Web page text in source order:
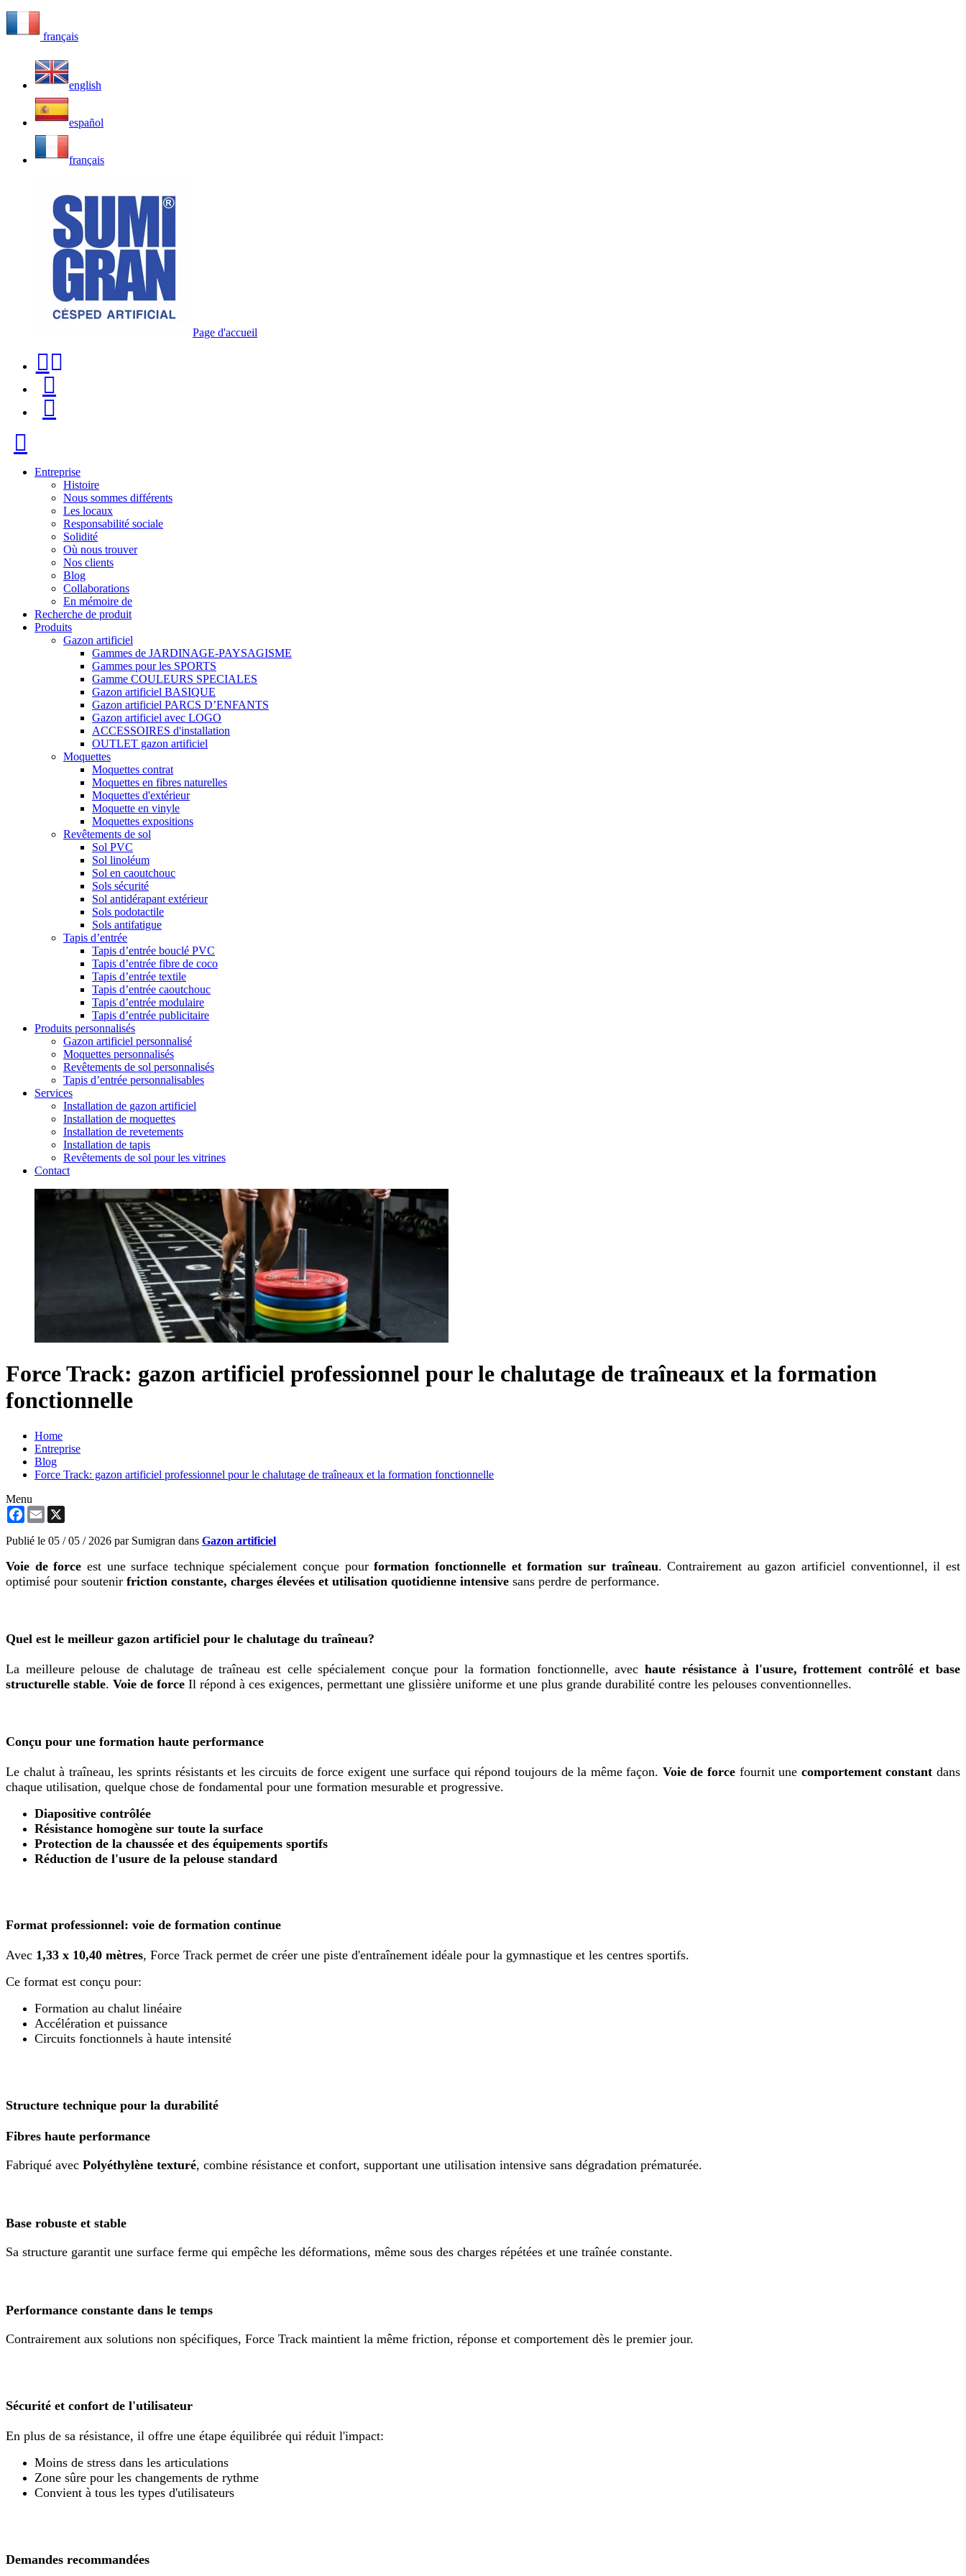
français
english
español
français
Page d'accueil
116
96
57
Entreprise
Histoire
Nous sommes différents
Les locaux
Responsabilité sociale
Solidité
Où nous trouver
Nos clients
Blog
Collaborations
En mémoire de
Recherche de produit
Produits
Gazon artificiel
Gammes de JARDINAGE-PAYSAGISME
Gammes pour les SPORTS
Gamme COULEURS SPECIALES
Gazon artificiel BASIQUE
Gazon artificiel PARCS D’ENFANTS
Gazon artificiel avec LOGO
ACCESSOIRES d'installation
OUTLET gazon artificiel
Moquettes
Moquettes contrat
Moquettes en fibres naturelles
Moquettes d'extérieur
Moquette en vinyle
Moquettes expositions
Revêtements de sol
Sol PVC
Sol linoléum
Sol en caoutchouc
Sols sécurité
Sol antidérapant extérieur
Sols podotactile
Sols antifatigue
Tapis d’entrée
Tapis d’entrée bouclé PVC
Tapis d’entrée fibre de coco
Tapis d’entrée textile
Tapis d’entrée caoutchouc
Tapis d’entrée modulaire
Tapis d’entrée publicitaire
Produits personnalisés
Gazon artificiel personnalisé
Moquettes personnalisés
Revêtements de sol personnalisés
Tapis d’entrée personnalisables
Services
Installation de gazon artificiel
Installation de moquettes
Installation de revetements
Installation de tapis
Revêtements de sol pour les vitrines
Contact
Force Track: gazon artificiel professionnel pour le chalutage de traîneaux et la formation
fonctionnelle
Home
Entreprise
Blog
Force Track: gazon artificiel professionnel pour le chalutage de traîneaux et la formation fonctionnelle
Menu
Facebook
Email
Publié le 05 / 05 / 2026 par Sumigran dans Gazon artificiel
Voie de force est une surface technique spécialement conçue pourformation fonctionnelle et formation sur traîneau. Contrairement au gazon artificiel conventionnel, il est
optimisé pour soutenir friction constante, charges élevées et utilisation quotidienne intensive sans perdre de performance.
Quel est le meilleur gazon artificiel pour le chalutage du traîneau?
La meilleure pelouse de chalutage de traîneau est celle spécialement conçue pour la formation fonctionnelle, avechaute résistance à l'usure, frottement contrôlé et base
structurelle stable. Voie de force Il répond à ces exigences, permettant une glissière uniforme et une plus grande durabilité contre les pelouses conventionnelles.
Conçu pour une formation haute performance
Le chalut à traîneau, les sprints résistants et les circuits de force exigent une surface qui répond toujours de la même façon. Voie de force fournit une comportement constant dans
chaque utilisation, quelque chose de fondamental pour une formation mesurable et progressive.
Diapositive contrôlée
Résistance homogène sur toute la surface
Protection de la chaussée et des équipements sportifs
Réduction de l'usure de la pelouse standard
Format professionnel: voie de formation continue
Avec 1,33 x 10,40 mètres, Force Track permet de créer une piste d'entraînement idéale pour la gymnastique et les centres sportifs.
Ce format est conçu pour:
Formation au chalut linéaire
Accélération et puissance
Circuits fonctionnels à haute intensité
Structure technique pour la durabilité
Fibres haute performance
Fabriqué avec Polyéthylène texturé, combine résistance et confort, supportant une utilisation intensive sans dégradation prématurée.
Base robuste et stable
Sa structure garantit une surface ferme qui empêche les déformations, même sous des charges répétées et une traînée constante.
Performance constante dans le temps
Contrairement aux solutions non spécifiques, Force Track maintient la même friction, réponse et comportement dès le premier jour.
Sécurité et confort de l'utilisateur
En plus de sa résistance, il offre une étape équilibrée qui réduit l'impact:
Moins de stress dans les articulations
Zone sûre pour les changements de rythme
Convient à tous les types d'utilisateurs
Demandes recommandées